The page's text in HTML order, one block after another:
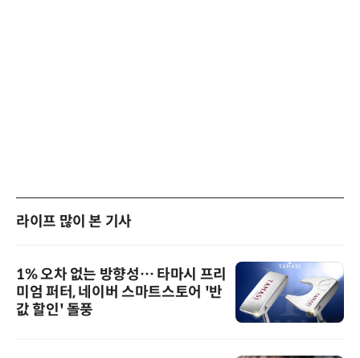
라이프 많이 본 기사
1% 오차 없는 방향성… 타마시 프리
미엄 퍼터, 네이버 스마트스토어 '반
값 할인' 돌풍